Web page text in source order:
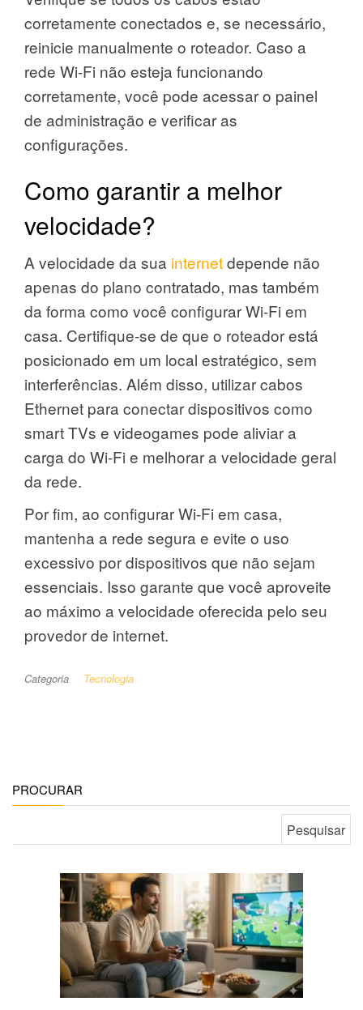
corretamente conectados e, se necessário,
reinicie manualmente o roteador. Caso a
rede Wi-Fi não esteja funcionando
corretamente, você pode acessar o painel
de administração e verificar as
configurações.
Como garantir a melhor
velocidade?
A velocidade da sua internetdepende não
apenas do plano contratado, mas também
da forma como você configurar Wi-Fi em
casa. Certifique-se de que o roteador está
posicionado em um local estratégico, sem
interferências. Além disso, utilizar cabos
Ethernet para conectar dispositivos como
smart TVs e videogames pode aliviar a
carga do Wi-Fi e melhorar a velocidade geral
da rede.
Por fim, ao configurar Wi-Fi em casa,
mantenha a rede segura e evite o uso
excessivo por dispositivos que não sejam
essenciais. Isso garante que você aproveite
ao máximo a velocidade oferecida pelo seu
provedor de internet.
Categoria Tecnologia
PROCURAR